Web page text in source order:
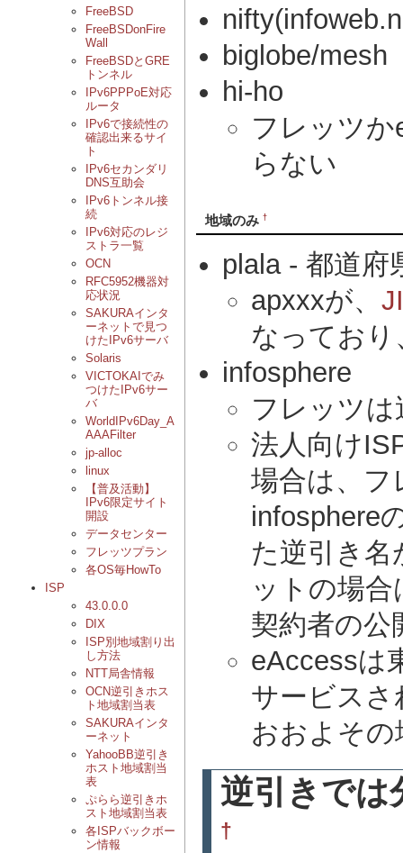
FreeBSD
FreeBSDonFire
Wall
FreeBSDとGRE
トンネル
IPv6PPPoE対応
ルータ
IPv6で接続性の
確認出来るサイ
ト
IPv6セカンダリ
DNS互助会
IPv6トンネル接
続
IPv6対応のレジ
ストラ一覧
OCN
RFC5952機器対
応状況
SAKURAインタ
ーネットで見つ
けたIPv6サーバ
Solaris
VICTOKAIでみ
つけたIPv6サー
バ
WorldIPv6Day_A
AAAFilter
jp-alloc
linux
【普及活動】
IPv6限定サイト
開設
データセンター
フレッツプラン
各OS毎HowTo
ISP
43.0.0.0
DIX
ISP別地域割り出
し方法
NTT局舎情報
OCN逆引きホス
ト地域割当表
SAKURAインタ
ーネット
YahooBB逆引き
ホスト地域割当
表
ぷらら逆引きホ
スト地域割当表
各ISPバックボー
ン情報
biglobe/mesh
hi-ho
フレッツ
らない
地域のみ †
plala - 都道府
apxxxが、
なっており
infosphere
フレッツ
法人向け
場合は、フ
infosphere
た逆引き
ットの場
契約者の公
eAccessは
サービス
おおよその
逆引きでは
†